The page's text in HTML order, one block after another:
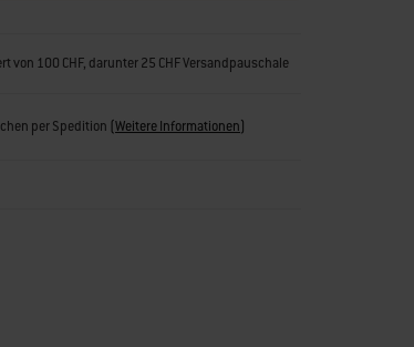
von 100 CHF, darunter 25 CHF Versandpauschale
per Spedition (Weitere Informationen)